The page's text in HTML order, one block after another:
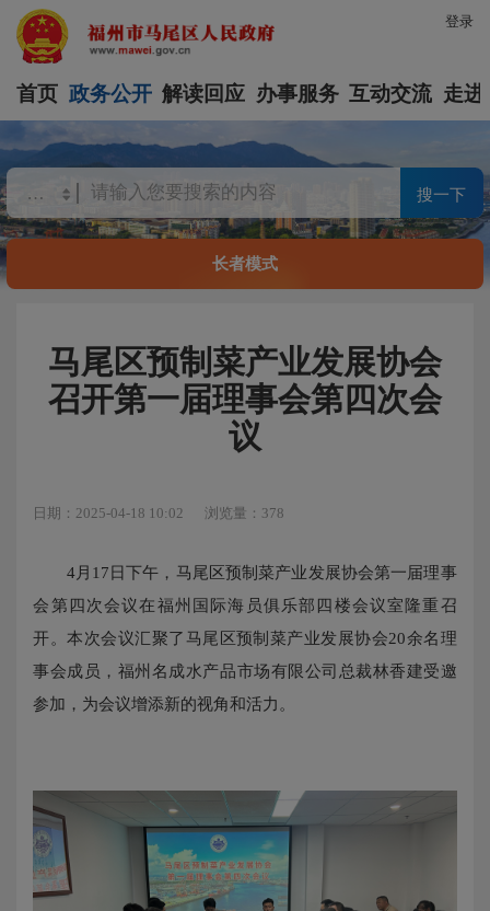
登录
首页 政务公开 解读回应 办事服务 互动交流 走进
搜一下
长者模式
马尾区预制菜产业发展协会
召开第一届理事会第四次会
议
日期：2025-04-18 10:02 浏览量：378
4月17日下午，马尾区预制菜产业发展协会第一届理事
会第四次会议在福州国际海员俱乐部四楼会议室隆重召
开。本次会议汇聚了马尾区预制菜产业发展协会20余名理
事会成员，福州名成水产品市场有限公司总裁林香建受邀
参加，为会议增添新的视角和活力。